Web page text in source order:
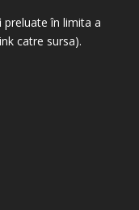
în limita a
catre sursa).